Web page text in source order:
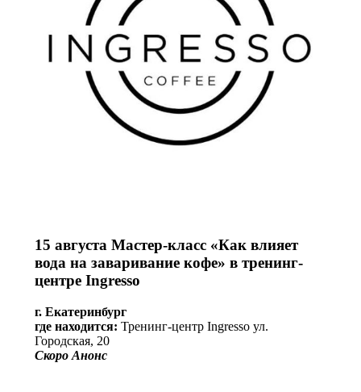
15 августа Мастер-класс «Как влияет
вода на заваривание кофе» в тренинг-
центре Ingresso
г. Екатеринбург
где находится: Тренинг-центр Ingresso ул.
Городская, 20
Скоро Анонс